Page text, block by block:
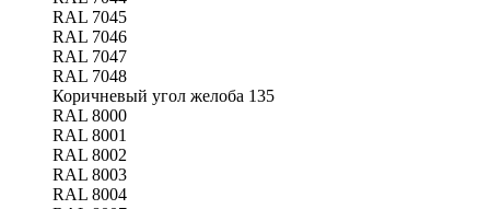
RAL 7045
RAL 7046
RAL 7047
RAL 7048
Коричневый угол желоба 135
RAL 8000
RAL 8001
RAL 8002
RAL 8003
RAL 8004